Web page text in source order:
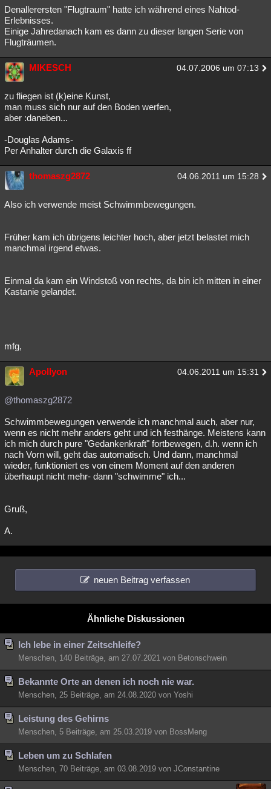
Denallerersten "Flugtraum" hatte ich während eines Nahtod-
Erlebnisses.
Einige Jahredanach kam es dann zu dieser langen Serie von
Flugträumen.
MIKESCH 04.07.2006 um 07:13
zu fliegen ist (k)eine Kunst,
man muss sich nur auf den Boden werfen,
aber :daneben...
-Douglas Adams-
Per Anhalter durch die Galaxis ff
thomaszg2872 04.06.2011 um 15:28
Also ich verwende meist Schwimmbewegungen.
Früher kam ich übrigens leichter hoch, aber jetzt belastet mich
manchmal irgend etwas.
Einmal da kam ein Windstoß von rechts, da bin ich mitten in einer
Kastanie gelandet.
mfg,
Apollyon 04.06.2011 um 15:31
@thomaszg2872
Schwimmbewegungen verwende ich manchmal auch, aber nur,
wenn es nicht mehr anders geht und ich festhänge. Meistens kann
ich mich durch pure "Gedankenkraft" fortbewegen, d.h. wenn ich
nach Vorn will, geht das automatisch. Und dann, manchmal
wieder, funktioniert es von einem Moment auf den anderen
überhaupt nicht mehr- dann "schwimme" ich...
Gruß,
A.
neuen Beitrag verfassen
Ähnliche Diskussionen
Ich lebe in einer Zeitschleife?
Menschen, 140 Beiträge, am 27.07.2021 von Betonschwein
Bekannte Orte an denen ich noch nie war.
Menschen, 25 Beiträge, am 24.08.2020 von Yoshi
Leistung des Gehirns
Menschen, 5 Beiträge, am 25.03.2019 von BossMeng
Leben um zu Schlafen
Menschen, 70 Beiträge, am 03.08.2019 von JConstantine